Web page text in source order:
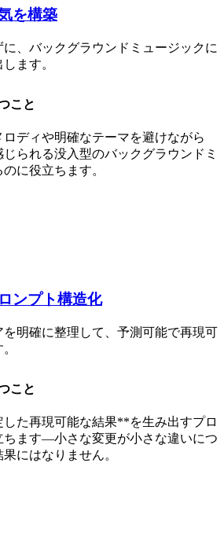
を構築
、バックグラウンドミュージックに
ます。
こと
ディや明確なテーマを避けながら
られる没入型のバックグラウンドミ
に役立ちます。
ンプト構造化
明確に整理して、予測可能で再現可
こと
た再現可能な結果**を生み出すプロ
ちます—小さな変更が小さな違いにつ
にはなりません。